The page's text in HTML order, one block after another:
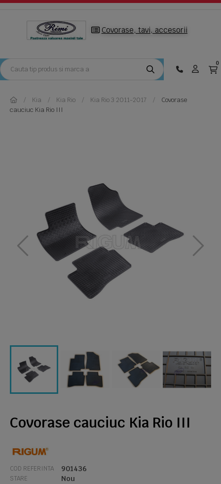
Covorase, tavi, accesorii
0
Kia Kia Rio Kia Rio 3 2011-2017
Covorase
cauciuc Kia Rio III
Covorase cauciuc Kia Rio III
COD REFERINTA 901436
STARE Nou